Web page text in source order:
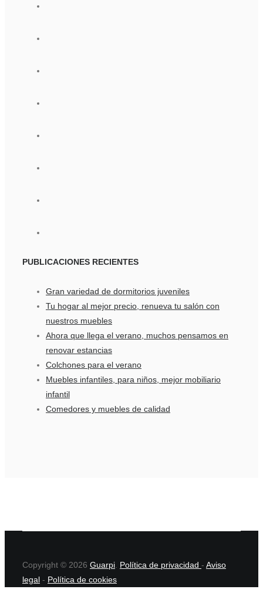
PUBLICACIONES RECIENTES
Gran variedad de dormitorios juveniles
Tu hogar al mejor precio, renueva tu salón con
nuestros muebles
Ahora que llega el verano, muchos pensamos en
renovar estancias
Colchones para el verano
Muebles infantiles, para niños, mejor mobiliario
infantil
Comedores y muebles de calidad
Copyright © 2026 Guarpi Política de privacidad - Aviso
legal - Política de cookies